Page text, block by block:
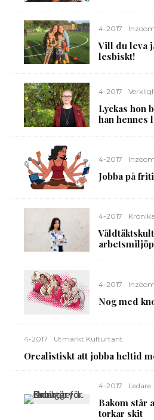
4-2017
Vill du leva
lesbiskt!
4-2017
Lyckas hon
han hennes
4-2017
Jobba på
4-2017 Krönika
4-2017
Nog med
4-2017 Utmärkt Kulturtant
Orealistiskt att jobba heltid
4-2017 Ledare
Bakom står
torkar skit